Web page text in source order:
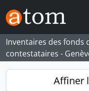
Skip to main content
Inventaires des fonds
contestataires -
Affiner